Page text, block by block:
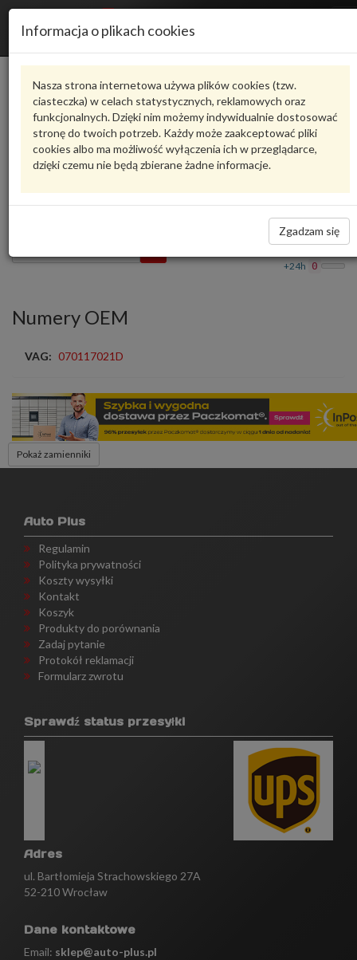
Informacja o plikach cookies
Nasza strona internetowa używa plików cookies (tzw.
ciasteczka) w celach statystycznych, reklamowych oraz
funkcjonalnych. Dzięki nim możemy indywidualnie dostosować
stronę do twoich potrzeb. Każdy może zaakceptować pliki
cookies albo ma możliwość wyłączenia ich w przeglądarce,
dzięki czemu nie będą zbierane żadne informacje.
Zgadzam się
Karta produktu
HART-1017HART
oceń produkt
Zadaj pytanie o produkt
ilość
Dostępność
Wrocław 0
+24h 0
Numery OEM
VAG: 070117021D
Pokaż zamienniki
Auto Plus
Regulamin
Polityka prywatności
Koszty wysyłki
Kontakt
Koszyk
Produkty do porównania
Zadaj pytanie
Protokół reklamacji
Formularz zwrotu
Sprawdź status przesyłki
Adres
ul. Bartłomieja Strachowskiego 27A
52-210 Wrocław
Dane kontaktowe
Email: sklep@auto-plus.pl